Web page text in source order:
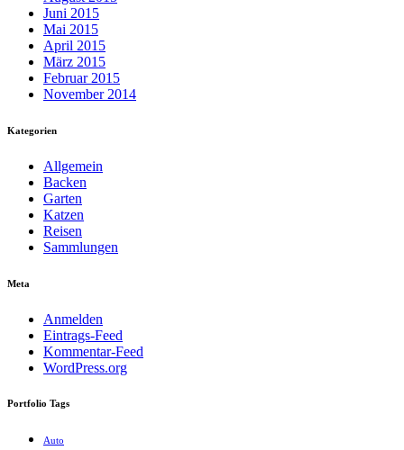
Juni 2015
Mai 2015
April 2015
März 2015
Februar 2015
November 2014
Kategorien
Allgemein
Backen
Garten
Katzen
Reisen
Sammlungen
Meta
Anmelden
Eintrags-Feed
Kommentar-Feed
WordPress.org
Portfolio Tags
Auto